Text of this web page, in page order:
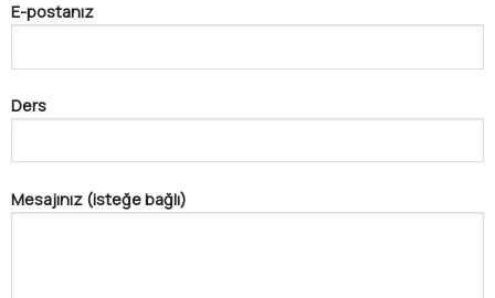
E-postanız
Ders
Mesajınız (isteğe bağlı)